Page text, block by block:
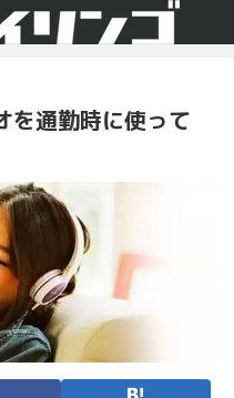
を通勤時に使って